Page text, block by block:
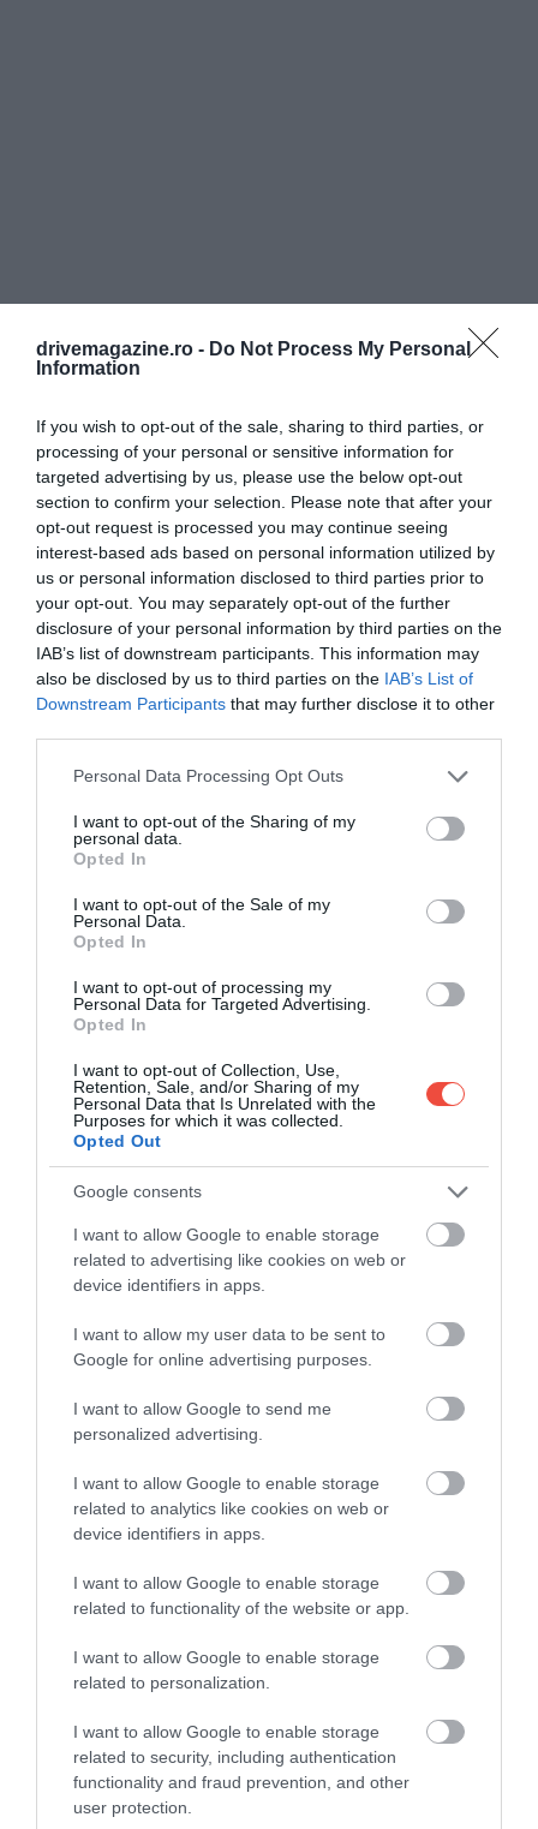
drivemagazine.ro - Do Not Process My Personal
Information
If you wish to opt-out of the sale, sharing to third parties, or
processing of your personal or sensitive information for
targeted advertising by us, please use the below opt-out
section to confirm your selection. Please note that after your
opt-out request is processed you may continue seeing
interest-based ads based on personal information utilized by
us or personal information disclosed to third parties prior to
your opt-out. You may separately opt-out of the further
disclosure of your personal information by third parties on the
IAB’s list of downstream participants. This information may
also be disclosed by us to third parties on the IAB’s List of
Downstream Participants that may further disclose it to other
Please note that this website/app uses one or more Google
not limited to your visit or usage behaviour. You may click to
grant or deny consent to Google and its third-party tags to
use your data for below specified purposes in below Google
consent section.
Personal Data Processing Opt Outs
I want to opt-out of the Sharing of my
personal data.
Opted In
I want to opt-out of the Sale of my
Personal Data.
Opted In
I want to opt-out of processing my
Personal Data for Targeted Advertising.
Opted In
I want to opt-out of Collection, Use,
Retention, Sale, and/or Sharing of my
Personal Data that Is Unrelated with the
Purposes for which it was collected.
Opted Out
Google consents
I want to allow Google to enable storage
related to advertising like cookies on web or
device identifiers in apps.
I want to allow my user data to be sent to
Google for online advertising purposes.
I want to allow Google to send me
personalized advertising.
I want to allow Google to enable storage
related to analytics like cookies on web or
device identifiers in apps.
I want to allow Google to enable storage
related to functionality of the website or app.
I want to allow Google to enable storage
related to personalization.
I want to allow Google to enable storage
related to security, including authentication
functionality and fraud prevention, and other
user protection.
prestigiu al locurilor unice – iată ce este
recomandat pentru 2026
Europa are astăzi multe orașe iconice care înseamnă
mai degrabă aglomerație decât odihnă, de aceea…
Boncănitul cerbilor: acesta este cel mai bun